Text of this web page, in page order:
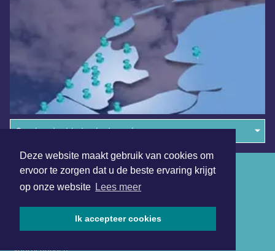
Deze website maakt gebruik van cookies om
ervoor te zorgen dat u de beste ervaring krijgt
op onze website Lees meer
Ik accepteer cookies
Overige dagbladen in de regio
Algemene voorwaarden
Disclaimer